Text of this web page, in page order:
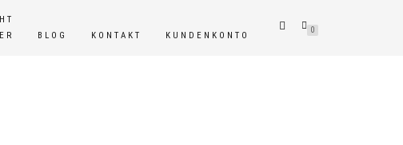
BLOG KONTAKT KUNDENKONTO
0